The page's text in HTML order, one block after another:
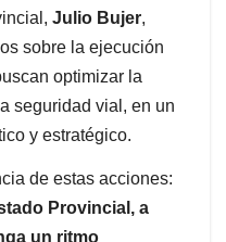
Julio Bujer,
sobre la ejecución
optimizar la
seguridad vial, en un
y estratégico.
de estas acciones:
Provincial, a
un ritmo